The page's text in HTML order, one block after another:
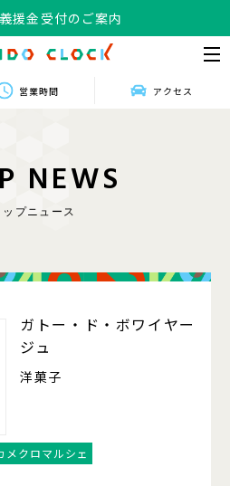
援金受付のご案内
営業時間 アクセス
P NEWS
ップニュース
ガトー・ド・ボワイヤー
ジュ
洋菓子
メクロマルシェ